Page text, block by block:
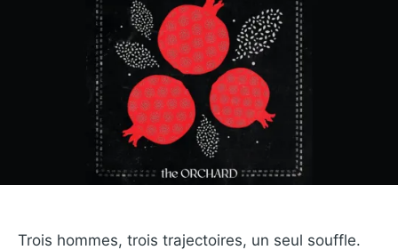
Trois hommes, trois trajectoires, un seul souffle.